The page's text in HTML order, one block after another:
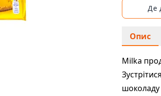
Де
Опис
Milka
шоколаду